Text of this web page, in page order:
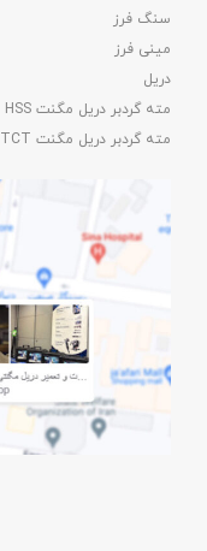
سنگ فرز
مینی فرز
دریل
مته گردبر دریل مگنت HSS
مته گردبر دریل مگنت TCT